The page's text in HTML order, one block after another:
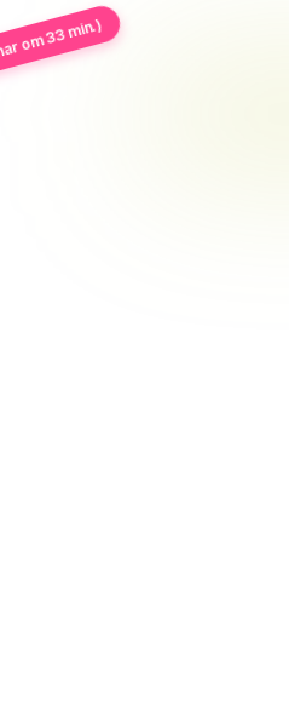
om 33 min.)